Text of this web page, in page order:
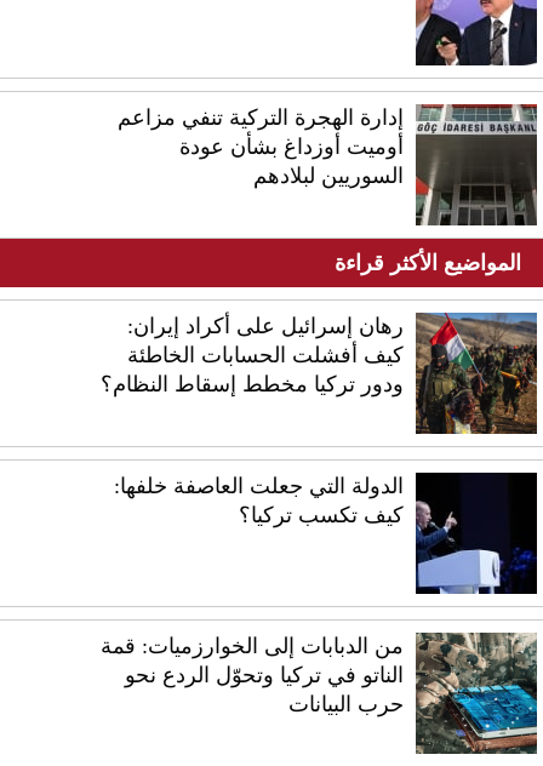
إدارة الهجرة التركية تنفي مزاعم
أوميت أوزداغ بشأن عودة
السوريين لبلادهم
المواضيع الأكثر قراءة
رهان إسرائيل على أكراد إيران:
كيف أفشلت الحسابات الخاطئة
ودور تركيا مخطط إسقاط النظام؟
الدولة التي جعلت العاصفة خلفها:
كيف تكسب تركيا؟
من الدبابات إلى الخوارزميات: قمة
الناتو في تركيا وتحوّل الردع نحو
حرب البيانات